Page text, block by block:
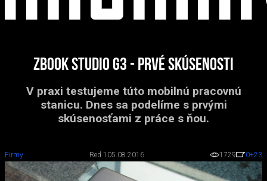
ZBook Studio G3 - prvé skúsenosti
V praxi testujeme túto mobilnú pracovnú
stanicu. Dnes sa podelíme s prvými
skúsenosťami z práce s ňou.
Firmy Red 1 05.08.2016 1729 0+23